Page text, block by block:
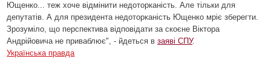
Ющенко... теж хоче відмінити недоторканість. Але тільки для
депутатів. А для президента недоторканість Ющенко мріє зберегти.
Зрозуміло, що перспектива відповідати за скоєне Віктора
Андрійовича не приваблює", - йдеться взаяві СПУ.
Українська правда